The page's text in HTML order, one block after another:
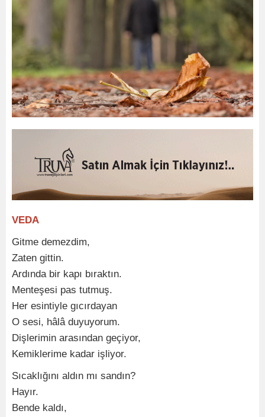
VEDA
Gitme demezdim,
Zaten gittin.
Ardında bir kapı bıraktın.
Menteşesi pas tutmuş.
Her esintiyle gıcırdayan
O sesi, hâlâ duyuyorum.
Dişlerimin arasından geçiyor,
Kemiklerime kadar işliyor.
Sıcaklığını aldın mı sandın?
Hayır.
Bende kaldı,